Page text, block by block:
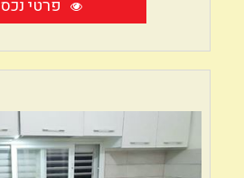
פרטי נכס